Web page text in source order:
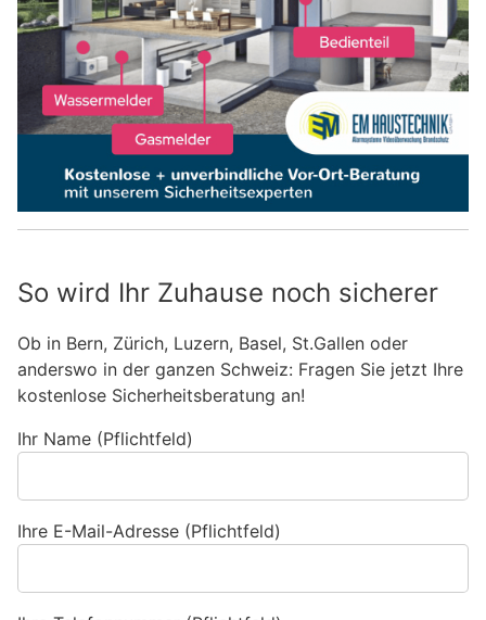
So wird Ihr Zuhause noch sicherer
Ob in Bern, Zürich, Luzern, Basel, St.Gallen oder
anderswo in der ganzen Schweiz: Fragen Sie jetzt Ihre
kostenlose Sicherheitsberatung an!
Ihr Name (Pflichtfeld)
Ihre E-Mail-Adresse (Pflichtfeld)